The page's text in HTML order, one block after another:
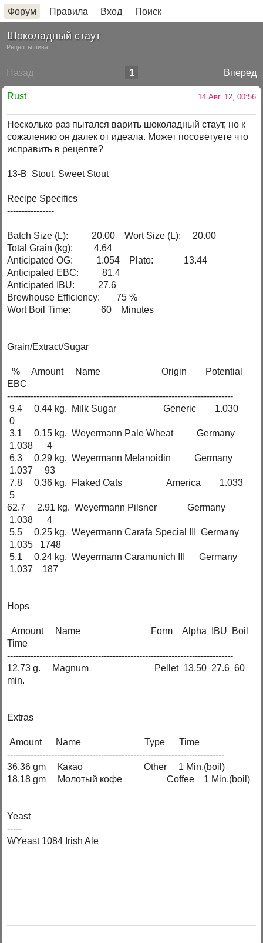
Форум Правила Вход Поиск
Шоколадный стаут
Рецепты пива
Назад Вперед
1
Rust 14 Авг. 12, 00:56
Несколько раз пытался варить шоколадный стаут, но к
сожалению он далек от идеала. Может посоветуете что
исправить в рецепте?
13-B Stout, Sweet Stout
Recipe Specifics
----------------
Batch Size (L): 20.00 Wort Size (L): 20.00
Total Grain (kg): 4.64
Anticipated OG: 1.054 Plato: 13.44
Anticipated EBC: 81.4
Anticipated IBU: 27.6
Brewhouse Efficiency: 75 %
Wort Boil Time: 60 Minutes
Grain/Extract/Sugar
% Amount Name Origin Potential
EBC
-----------------------------------------------------------------------------
9.4 0.44 kg. Milk Sugar Generic 1.030
0
3.1 0.15 kg. Weyermann Pale Wheat Germany
1.038 4
6.3 0.29 kg. Weyermann Melanoidin Germany
1.037 93
7.8 0.36 kg. Flaked Oats America 1.033
5
62.7 2.91 kg. Weyermann Pilsner Germany
1.038 4
5.5 0.25 kg. Weyermann Carafa Special III Germany
1.035 1748
5.1 0.24 kg. Weyermann Caramunich III Germany
1.037 187
Hops
Amount Name Form Alpha IBU Boil
Time
-----------------------------------------------------------------------------
12.73 g. Magnum Pellet 13.50 27.6 60
min.
Extras
Amount Name Type Time
--------------------------------------------------------------------------
36.36 gm Какао Other 1 Min.(boil)
18.18 gm Молотый кофе Coffee 1 Min.(boil)
Yeast
-----
WYeast 1084 Irish Ale